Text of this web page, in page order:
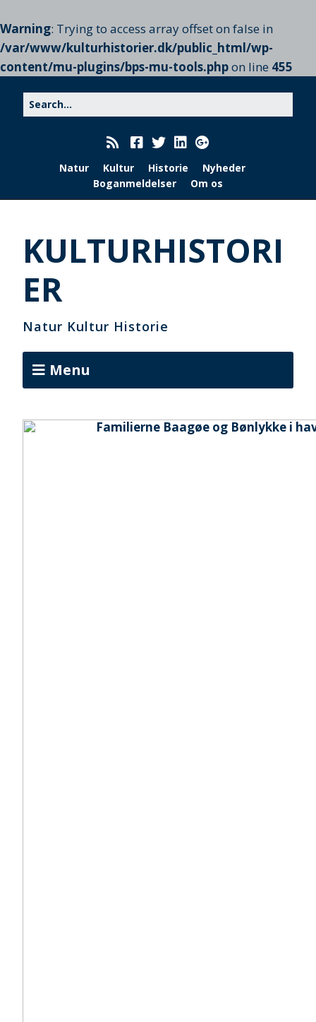
Warning: Trying to access array offset on false in
/var/www/kulturhistorier.dk/public_html/wp-
content/mu-plugins/bps-mu-tools.phpon line 455
Natur Kultur Historie
Nyheder
Boganmeldelser
Om os
KULTURHISTORI
ER
Natur Kultur Historie
Menu